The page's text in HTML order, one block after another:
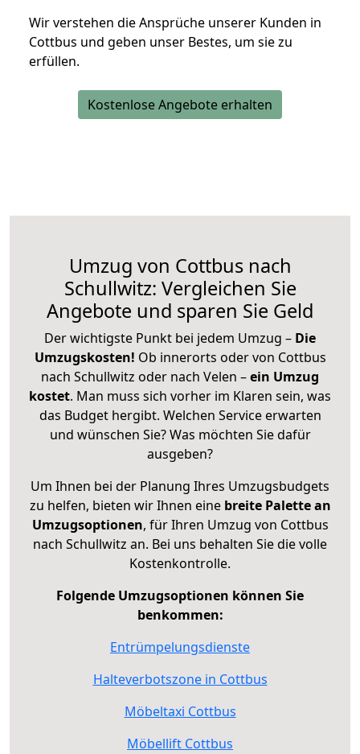
Wir verstehen die Ansprüche unserer Kunden in
Cottbus und geben unser Bestes, um sie zu
erfüllen.
Kostenlose Angebote erhalten
Umzug von Cottbus nach
Schullwitz: Vergleichen Sie
Angebote und sparen Sie Geld
Der wichtigste Punkt bei jedem Umzug – Die
Umzugskosten! Ob innerorts oder von Cottbus
nach Schullwitz oder nach Velen –ein Umzug
kostet. Man muss sich vorher im Klaren sein, was
das Budget hergibt. Welchen Service erwarten
und wünschen Sie? Was möchten Sie dafür
ausgeben?
Um Ihnen bei der Planung Ihres Umzugsbudgets
zu helfen, bieten wir Ihnen eine breite Palette an
Umzugsoptionen, für Ihren Umzug von Cottbus
nach Schullwitz an. Bei uns behalten Sie die volle
Kostenkontrolle.
Folgende Umzugsoptionen können Sie
benkommen:
Entrümpelungsdienste
Halteverbotszone in Cottbus
Möbeltaxi Cottbus
Möbellift Cottbus